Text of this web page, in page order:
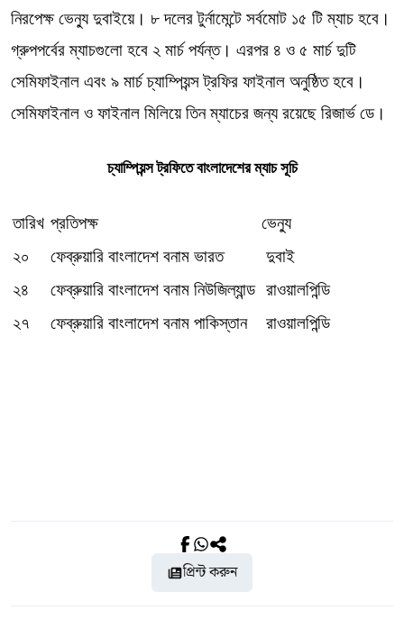
নিরপেক্ষ ভেন্যু দুবাইয়ে। ৮ দলের টুর্নামেন্টে সর্বমোট ১৫ টি ম্যাচ হবে।
গ্রুপপর্বের ম্যাচগুলো হবে ২ মার্চ পর্যন্ত। এরপর ৪ ও ৫ মার্চ দুটি
সেমিফাইনাল এবং ৯ মার্চ চ্যাম্পিয়ন্স ট্রফির ফাইনাল অনুষ্ঠিত হবে।
সেমিফাইনাল ও ফাইনাল মিলিয়ে তিন ম্যাচের জন্য রয়েছে রিজার্ভ ডে।
চ্যাম্পিয়ন্স ট্রফিতে বাংলাদেশের ম্যাচ সূচি
তারিখ প্রতিপক্ষ
ভেন্যু
২০
ফেব্রুয়ারি বাংলাদেশ বনাম ভারত
দুবাই
২৪
ফেব্রুয়ারি বাংলাদেশ বনাম নিউজিল্যান্ড রাওয়ালপিন্ডি
২৭
ফেব্রুয়ারি বাংলাদেশ বনাম পাকিস্তান রাওয়ালপিন্ডি
প্রিন্ট করুন